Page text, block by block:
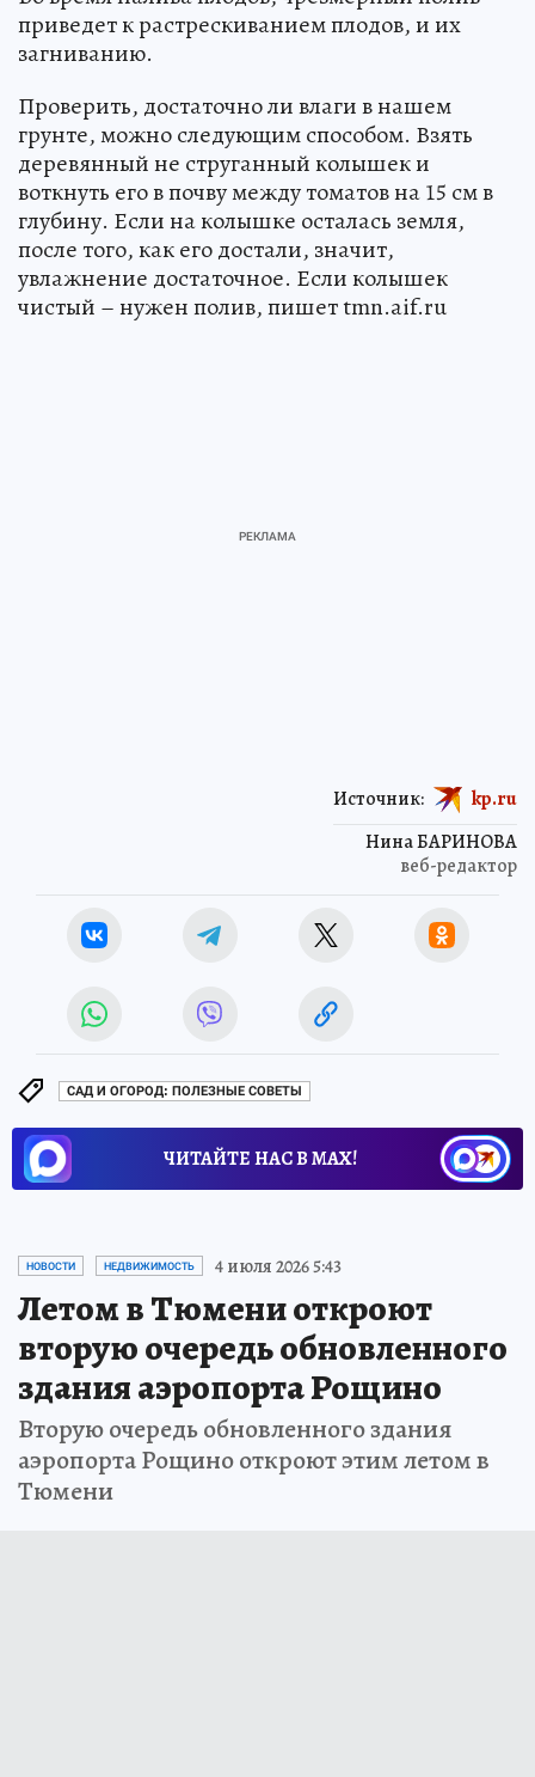
приведет к растрескиванием плодов, и их
загниванию.
Проверить, достаточно ли влаги в нашем
грунте, можно следующим способом. Взять
деревянный не струганный колышек и
воткнуть его в почву между томатов на 15 см в
глубину. Если на колышке осталась земля,
после того, как его достали, значит,
увлажнение достаточное. Если колышек
чистый – нужен полив, пишет tmn.aif.ru
Нина БАРИНОВА
веб-редактор
Источник: kp.ru
САД И ОГОРОД: ПОЛЕЗНЫЕ СОВЕТЫ
ЧИТАЙТЕ НАС В МАХ!
НОВОСТИ НЕДВИЖИМОСТЬ 4 июля 2026 5:43
Летом в Тюмени откроют
вторую очередь обновленного
здания аэропорта Рощино
Вторую очередь обновленного здания
аэропорта Рощино откроют этим летом в
Тюмени